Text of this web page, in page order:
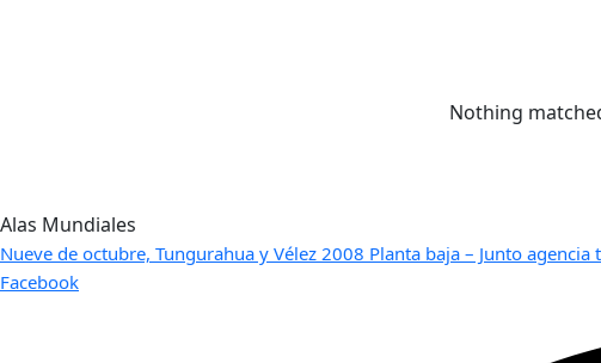
Nothing
Alas Mundiales
Nueve de octubre, Tungurahua y Vélez 2008 Planta baja – Junto agencia
Facebook